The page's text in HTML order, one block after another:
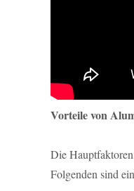
Vorteile von
Die
Folgenden sind